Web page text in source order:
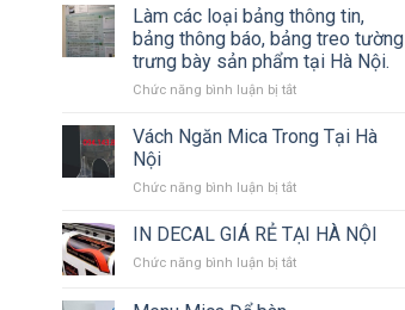
Sự
lựa
chọn
hoàn
hảo
đựng
tặng
trọng
phiếu
mica
giá
tốt,
ship
quốc
Làm các loại bảng thông tin,
bảng thông báo, bảng treo tường
trưng bày sản phẩm tại Hà Nội.
Chức năng bình luận bị tắtở
các
loại
thông
bảng
báo,
Vách Ngăn Mica Trong Tại Hà
Nội
Chức năng bình luận bị tắtở
Ngăn
Mica
Trong
IN DECAL GIÁ RẺ TẠI HÀ NỘI
Chức năng bình luận bị tắtở